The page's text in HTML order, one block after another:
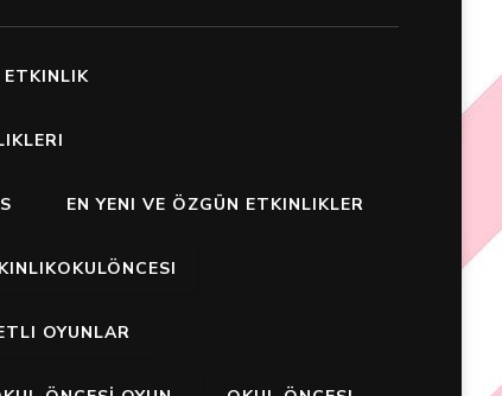
EN YENI VE ÖZGÜN ETKINLIKLER
OYUNLAR